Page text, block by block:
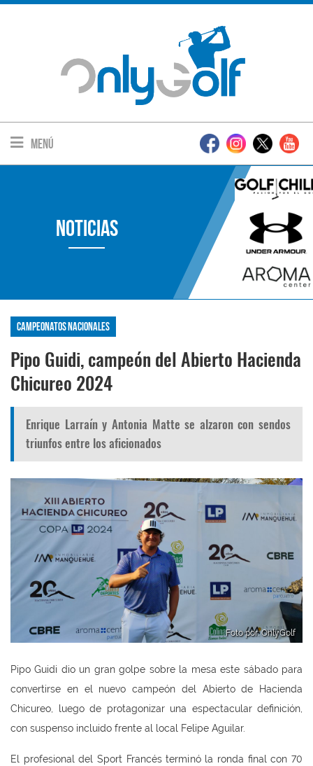
Menú
Noticias
Campeonatos nacionales
Pipo Guidi, campeón del Abierto Hacienda
Chicureo 2024
Enrique Larraín y Antonia Matte se alzaron con sendos
triunfos entre los aficionados
Foto por: OnlyGolf
Pipo Guidi dio un gran golpe sobre la mesa este sábado para
convertirse en el nuevo campeón del Abierto de Hacienda
Chicureo, luego de protagonizar una espectacular definición,
con suspenso incluido frente al local Felipe Aguilar.
El profesional del Sport Francés terminó la ronda final con 70